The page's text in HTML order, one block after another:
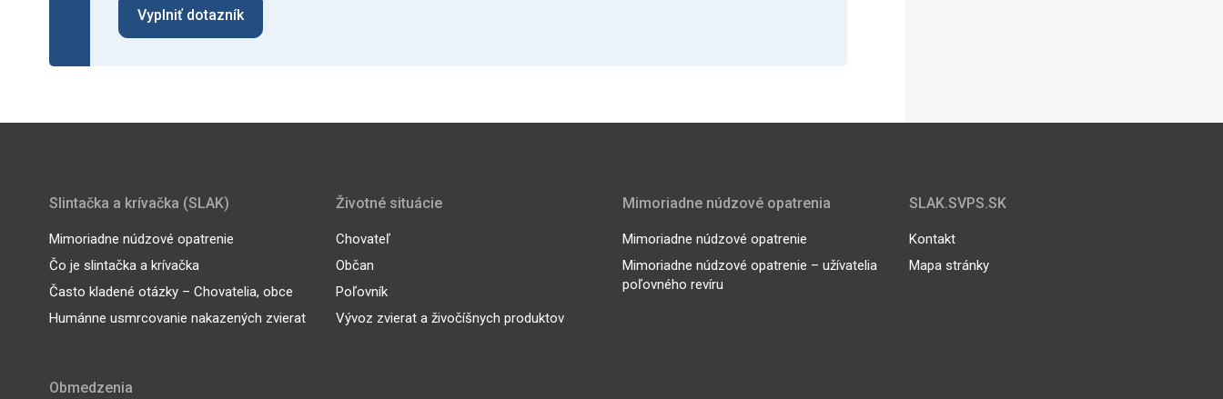
Vyplniť dotazník
Slintačka a krívačka (SLAK)
Mimoriadne núdzové opatrenie
Čo je slintačka a krívačka
Často kladené otázky – Chovatelia, obce
Humánne usmrcovanie nakazených zvierat
Obmedzenia
Životné situácie
Chovateľ
Občan
Poľovník
Vývoz zvierat a živočíšnych produktov
Mimoriadne núdzové opatrenia
Mimoriadne núdzové opatrenie
Mimoriadne núdzové opatrenie – užívatelia
poľovného revíru
SLAK.SVPS.SK
Kontakt
Mapa stránky